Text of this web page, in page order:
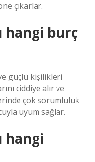
çıkarlar.
hangi burç
güçlü kişilikleri
ciddiye alır ve
çok sorumluluk
uyum sağlar.
hangi